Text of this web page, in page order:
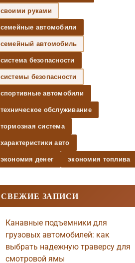
своими руками
семейные автомобили
семейный автомобиль
система безопасности
системы безопасности
спортивные автомобили
техническое обслуживание
тормозная система
характеристики авто
экономия денег экономия топлива
СВЕЖИЕ ЗАПИСИ
Канавные подъемники для
грузовых автомобилей: как
выбрать надежную траверсу для
смотровой ямы